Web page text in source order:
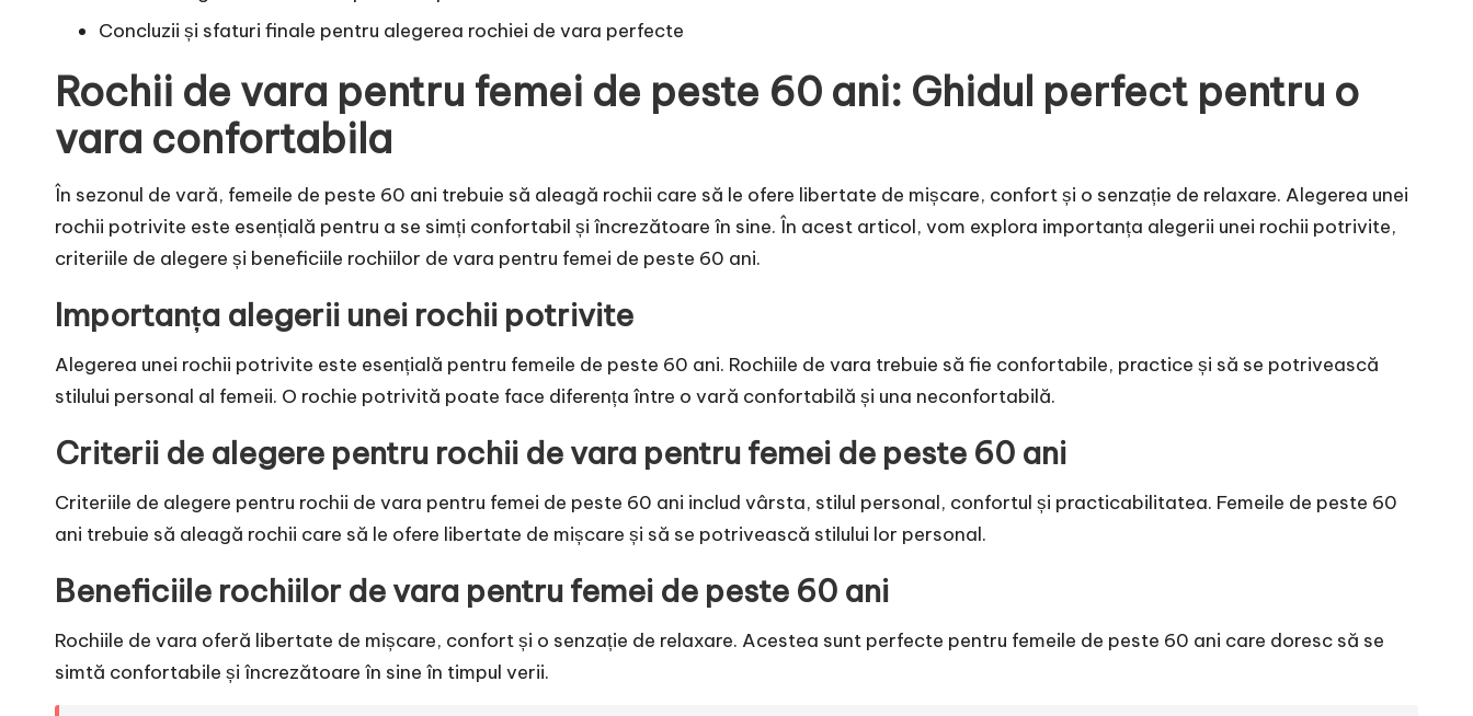
Concluzii și sfaturi finale pentru alegerea rochiei de vara perfecte
Rochii de vara pentru femei de peste 60 ani: Ghidul perfect pentru o
vara confortabila
În sezonul de vară, femeile de peste 60 ani trebuie să aleagă rochii care să le ofere libertate de mișcare, confort și o senzație de relaxare. Alegerea unei
rochii potrivite este esențială pentru a se simți confortabil și încrezătoare în sine. În acest articol, vom explora importanța alegerii unei rochii potrivite,
criteriile de alegere și beneficiile rochiilor de vara pentru femei de peste 60 ani.
Importanța alegerii unei rochii potrivite
Alegerea unei rochii potrivite este esențială pentru femeile de peste 60 ani. Rochiile de vara trebuie să fie confortabile, practice și să se potrivească
stilului personal al femeii. O rochie potrivită poate face diferența între o vară confortabilă și una neconfortabilă.
Criterii de alegere pentru rochii de vara pentru femei de peste 60 ani
Criteriile de alegere pentru rochii de vara pentru femei de peste 60 ani includ vârsta, stilul personal, confortul și practicabilitatea. Femeile de peste 60
ani trebuie să aleagă rochii care să le ofere libertate de mișcare și să se potrivească stilului lor personal.
Beneficiile rochiilor de vara pentru femei de peste 60 ani
Rochiile de vara oferă libertate de mișcare, confort și o senzație de relaxare. Acestea sunt perfecte pentru femeile de peste 60 ani care doresc să se
simtă confortabile și încrezătoare în sine în timpul verii.